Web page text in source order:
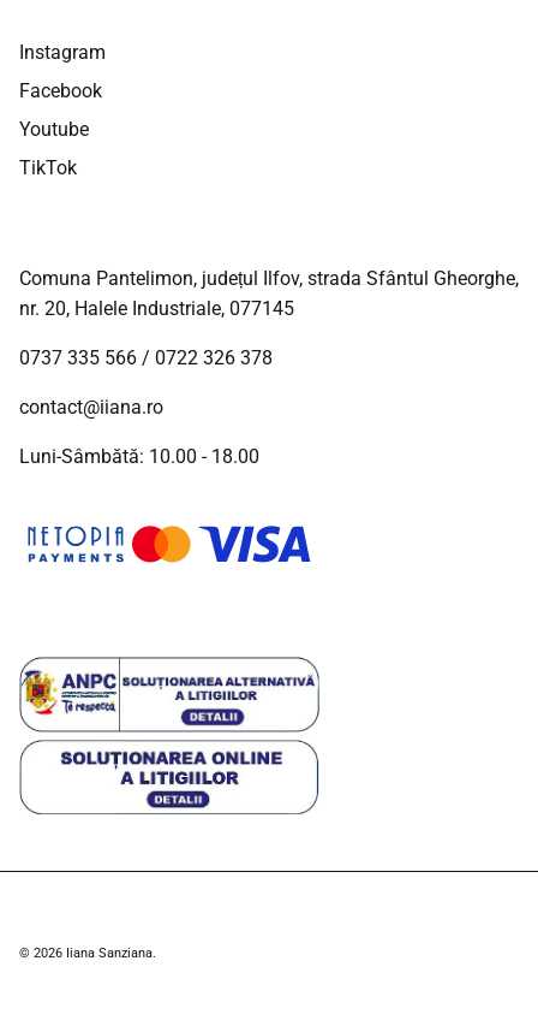
Instagram
Facebook
Youtube
TikTok
Comuna Pantelimon, județul Ilfov, strada Sfântul Gheorghe,
nr. 20, Halele Industriale, 077145
0737 335 566 / 0722 326 378
contact@iiana.ro
Luni-Sâmbătă: 10.00 - 18.00
© 2026 Iiana Sanziana.